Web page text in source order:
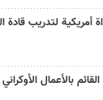
أمريكية لتدريب قادة
بالأعمال